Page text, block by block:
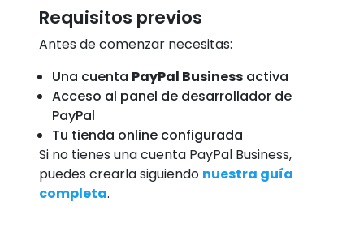
Requisitos previos
Antes de comenzar necesitas:
Una cuenta PayPal Business activa
Acceso al panel de desarrollador de
PayPal
Tu tienda online configurada
Si no tienes una cuenta PayPal Business,
puedes crearla siguiendo nuestra guía
completa.